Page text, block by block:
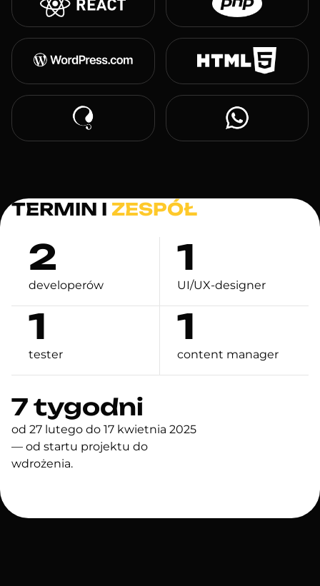
TERMIN I ZESPÓŁ
2
developerów
1
UI/UX-designer
1
tester
1
content manager
7 tygodni
od 27 lutego do 17 kwietnia 2025
— od startu projektu do
wdrożenia.